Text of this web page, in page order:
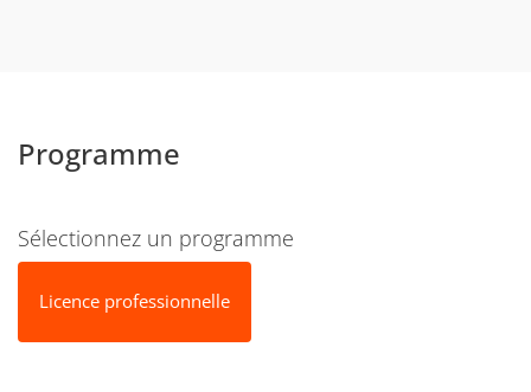
Programme
Sélectionnez un programme
Licence professionnelle